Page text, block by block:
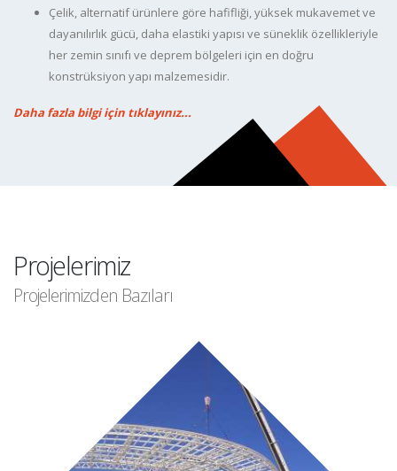
Çelik, alternatif ürünlere göre hafifliği, yüksek mukavemet ve
dayanılırlık gücü, daha elastiki yapısı ve süneklik özellikleriyle
her zemin sınıfı ve deprem bölgeleri için en doğru
konstrüksiyon yapı malzemesidir.
Daha fazla bilgi için tıklayınız...
Projelerimiz
Projelerimizden Bazıları